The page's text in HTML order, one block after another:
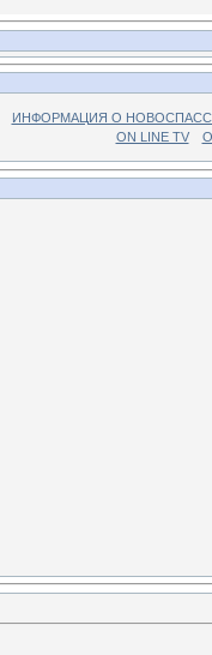
ИНФОРМАЦИЯ О
ON LINE TV